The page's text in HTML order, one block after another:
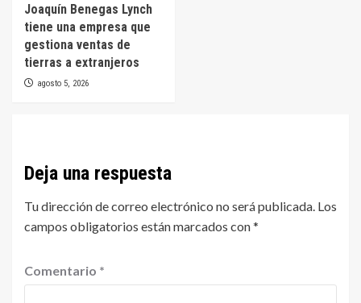
Joaquín Benegas Lynch
tiene una empresa que
gestiona ventas de
tierras a extranjeros
agosto 5, 2026
Deja una respuesta
Tu dirección de correo electrónico no será publicada. Los
campos obligatorios están marcados con*
Comentario *